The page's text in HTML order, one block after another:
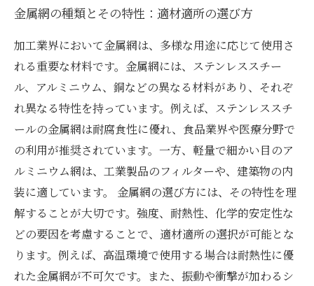
金属網の種類とその特性：適材適所の選び方
加工業界において金属網は、多様な用途に応じて使用さ
れる重要な材料です。金属網には、ステンレススチー
ル、アルミニウム、銅などの異なる材料があり、それぞ
れ異なる特性を持っています。例えば、ステンレススチ
ールの金属網は耐腐食性に優れ、食品業界や医療分野で
の利用が推奨されています。一方、軽量で細かい目のア
ルミニウム網は、工業製品のフィルターや、建築物の内
装に適しています。 金属網の選び方には、その特性を理
解することが大切です。強度、耐熱性、化学的安定性な
どの要因を考慮することで、適材適所の選択が可能とな
ります。例えば、高温環境で使用する場合は耐熱性に優
れた金属網が不可欠です。また、振動や衝撃が加わるシ